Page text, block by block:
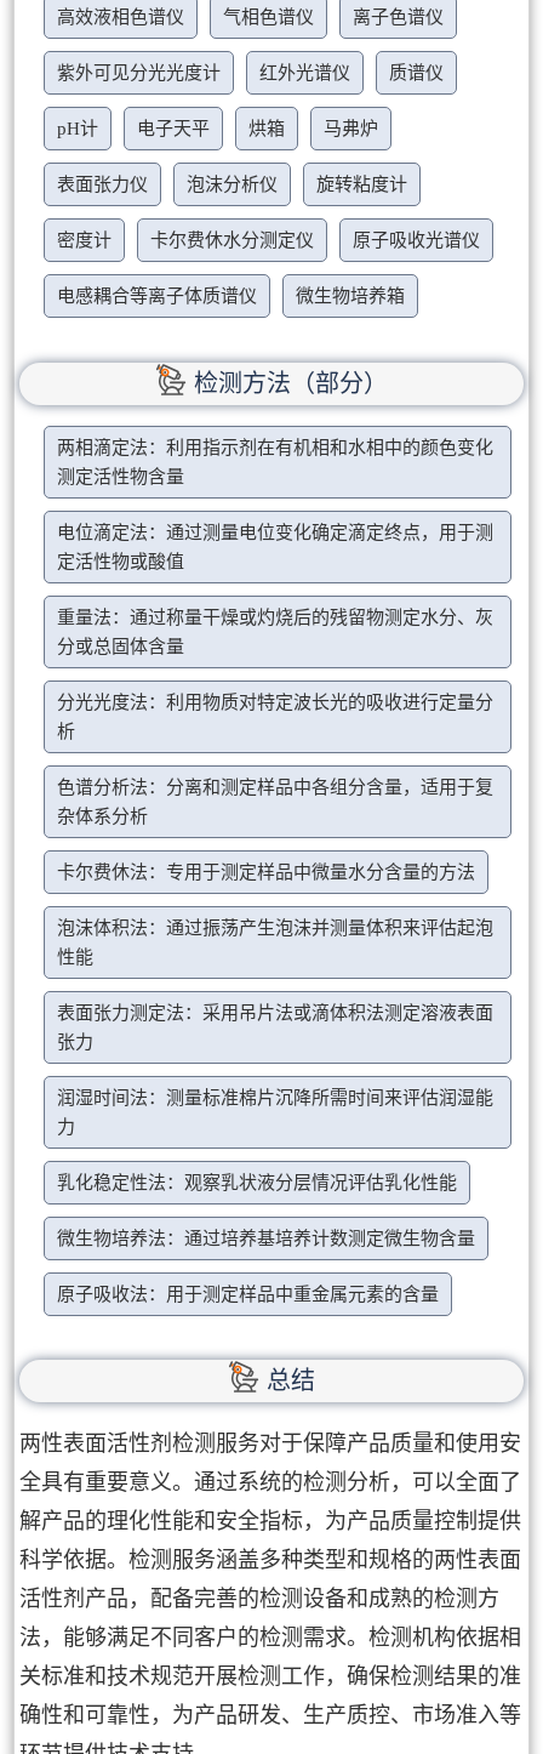
高效液相色谱仪 气相色谱仪 离子色谱仪
紫外可见分光光度计 红外光谱仪 质谱仪
pH计 电子天平 烘箱 马弗炉
表面张力仪 泡沫分析仪 旋转粘度计
密度计 卡尔费休水分测定仪 原子吸收光谱仪
电感耦合等离子体质谱仪 微生物培养箱
检测方法（部分）
两相滴定法：利用指示剂在有机相和水相中的颜色变化
测定活性物含量
电位滴定法：通过测量电位变化确定滴定终点，用于测
定活性物或酸值
重量法：通过称量干燥或灼烧后的残留物测定水分、灰
分或总固体含量
分光光度法：利用物质对特定波长光的吸收进行定量分
析
色谱分析法：分离和测定样品中各组分含量，适用于复
杂体系分析
卡尔费休法：专用于测定样品中微量水分含量的方法
泡沫体积法：通过振荡产生泡沫并测量体积来评估起泡
性能
表面张力测定法：采用吊片法或滴体积法测定溶液表面
张力
润湿时间法：测量标准棉片沉降所需时间来评估润湿能
力
乳化稳定性法：观察乳状液分层情况评估乳化性能
微生物培养法：通过培养基培养计数测定微生物含量
原子吸收法：用于测定样品中重金属元素的含量
总结
两性表面活性剂检测服务对于保障产品质量和使用安
全具有重要意义。通过系统的检测分析，可以全面了
解产品的理化性能和安全指标，为产品质量控制提供
科学依据。检测服务涵盖多种类型和规格的两性表面
活性剂产品，配备完善的检测设备和成熟的检测方
法，能够满足不同客户的检测需求。检测机构依据相
关标准和技术规范开展检测工作，确保检测结果的准
确性和可靠性，为产品研发、生产质控、市场准入等